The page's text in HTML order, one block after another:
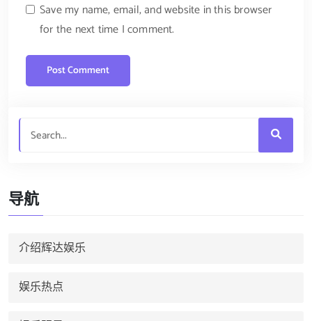
Save my name, email, and website in this browser
for the next time I comment.
导航
介绍辉达娱乐
娱乐热点